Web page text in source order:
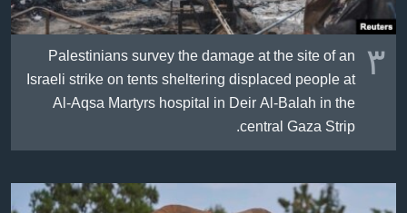
٣ Palestinians survey the damage at the site of an
Israeli strike on tents sheltering displaced people at
Al-Aqsa Martyrs hospital in Deir Al-Balah in the
central Gaza Strip.